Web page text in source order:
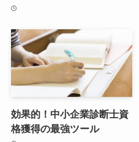
効果的！中小企業診断士資
格獲得の最強ツール